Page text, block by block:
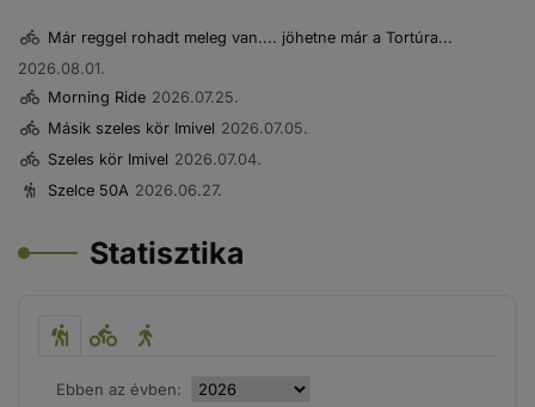
Már reggel rohadt meleg van.... jöhetne már a Tortúra...
2026.08.01.
Morning Ride 2026.07.25.
Másik szeles kör Imivel 2026.07.05.
Szeles kör Imivel 2026.07.04.
Szelce 50A 2026.06.27.
Statisztika
Ebben az évben: